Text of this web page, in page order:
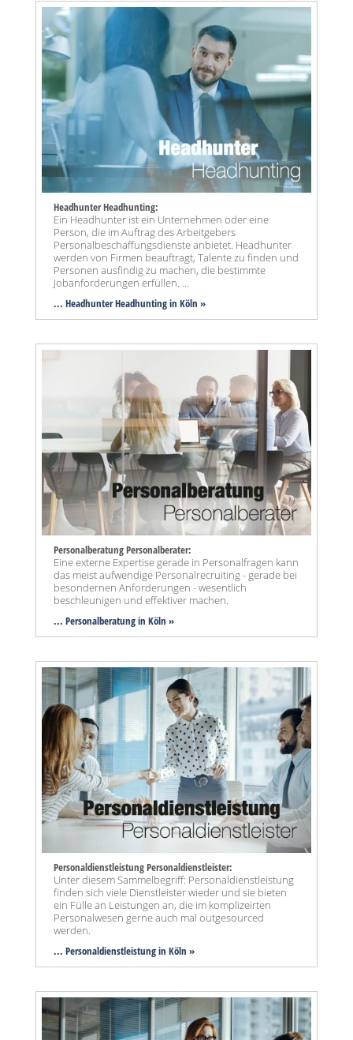
Headhunter Headhunting:
Ein Headhunter ist ein Unternehmen oder eine
Person, die im Auftrag des Arbeitgebers
Personalbeschaffungsdienste anbietet. Headhunter
werden von Firmen beauftragt, Talente zu finden und
Personen ausfindig zu machen, die bestimmte
Jobanforderungen erfüllen. ...
... Headhunter Headhunting in Köln »
Personalberatung Personalberater:
Eine externe Expertise gerade in Personalfragen kann
das meist aufwendige Personalrecruiting - gerade bei
besondernen Anforderungen - wesentlich
beschleunigen und effektiver machen.
... Personalberatung in Köln »
Personaldienstleistung Personaldienstleister:
Unter diesem Sammelbegriff: Personaldienstleistung
finden sich viele Dienstleister wieder und sie bieten
ein Fülle an Leistungen an, die im komplizeirten
Personalwesen gerne auch mal outgesourced
werden.
... Personaldienstleistung in Köln »